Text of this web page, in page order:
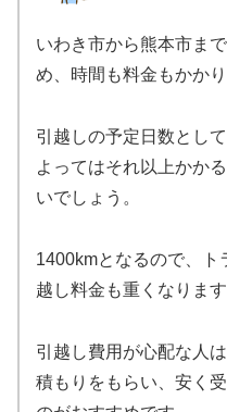
いわき市から熊本市ま
め、時間も料金もかかり
引越しの予定日数とし
よってはそれ以上かか
いでしょう。
1400kmとなるので、ト
越し料金も重くなります
引越し費用が心配な人
積もりをもらい、安く